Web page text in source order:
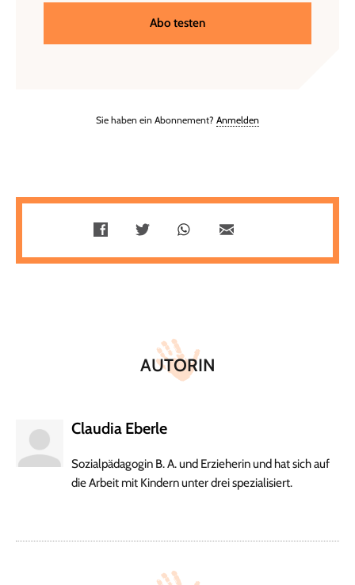
Abo testen
Sie haben ein Abonnement? Anmelden
AUTORIN
Claudia Eberle
Sozialpädagogin B. A. und Erzieherin und hat sich auf
die Arbeit mit Kindern unter drei spezialisiert.